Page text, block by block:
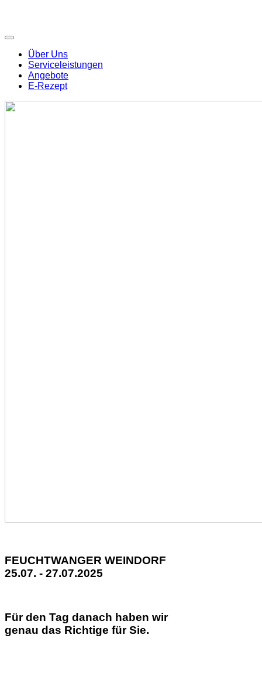
Über Uns
Serviceleistungen
Angebote
E-Rezept
FEUCHTWANGER WEINDORF
25.07. - 27.07.2025
Für den Tag danach haben wir
genau das Richtige für Sie.